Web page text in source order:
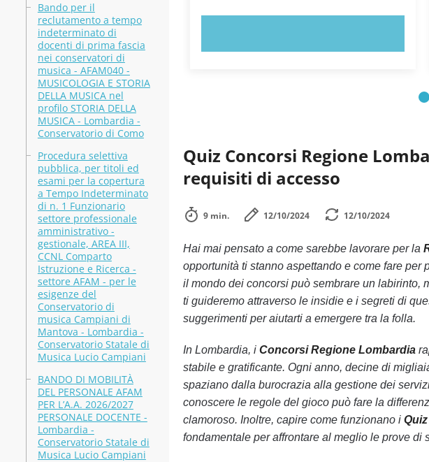
Bando per il
reclutamento a tempo
indeterminato di
docenti di prima fascia
nei conservatori di
musica - AFAM040 -
MUSICOLOGIA E STORIA
DELLA MUSICA nel
profilo STORIA DELLA
MUSICA - Lombardia -
Conservatorio di Como
Procedura selettiva
pubblica, per titoli ed
esami per la copertura
a Tempo Indeterminato
di n. 1 Funzionario
settore professionale
amministrativo -
gestionale, AREA III,
CCNL Comparto
Istruzione e Ricerca -
settore AFAM - per le
esigenze del
Conservatorio di
musica Campiani di
Mantova - Lombardia -
Conservatorio Statale di
Musica Lucio Campiani
BANDO DI MOBILITÀ
DEL PERSONALE AFAM
PER L’A.A. 2026/2027
PERSONALE DOCENTE -
Lombardia -
Conservatorio Statale di
Musica Lucio Campiani
Quiz Concorsi Regione
requisiti di accesso
9 min. 12/10/2024 12/10/2024
Hai mai pensato a come sarebbe lavorare per la
opportunità ti stanno aspettando e come fare
il mondo dei concorsi può sembrare un labirinto,
ti guideremo attraverso le insidie e i segreti di
suggerimenti per aiutarti a emergere tra la folla.
In Lombardia, i Concorsi Regione Lombardia
stabile e gratificante. Ogni anno, decine di
spaziano dalla burocrazia alla gestione dei
conoscere le regole del gioco può fare la
clamoroso. Inoltre, capire come funzionano i
fondamentale per affrontare al meglio le prove di